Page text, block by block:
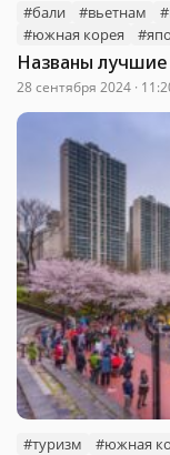
#бали #вьетнам
#южная корея
Названы лучшие
28 сентября 2024 ·
#туризм #южная